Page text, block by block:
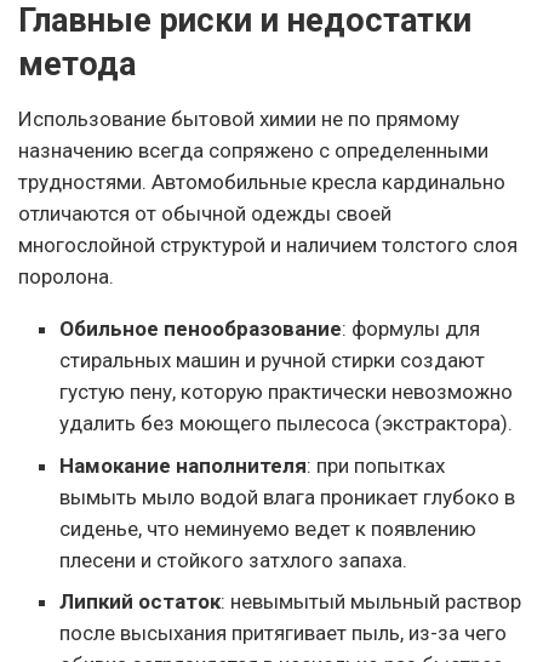
Главные риски и недостатки
метода
Использование бытовой химии не по прямому
назначению всегда сопряжено с определенными
трудностями. Автомобильные кресла кардинально
отличаются от обычной одежды своей
многослойной структурой и наличием толстого слоя
поролона.
Обильное пенообразование: формулы для
стиральных машин и ручной стирки создают
густую пену, которую практически невозможно
удалить без моющего пылесоса (экстрактора).
Намокание наполнителя: при попытках
вымыть мыло водой влага проникает глубоко в
сиденье, что неминуемо ведет к появлению
плесени и стойкого затхлого запаха.
Липкий остаток: невымытый мыльный раствор
после высыхания притягивает пыль, из-за чего